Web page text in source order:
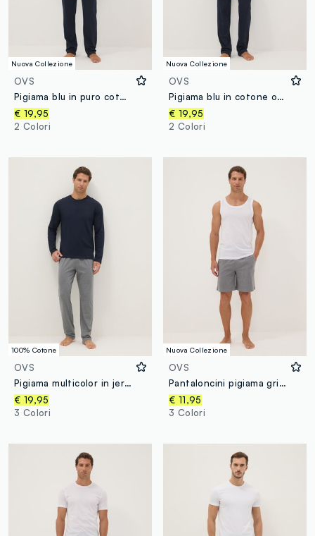
Nuova Collezione
OVS
Pigiama blu in puro cotone organico con scollo a V regular fit
€ 19,95
2 Colori
Nuova Collezione
OVS
Pigiama blu in cotone organico
€ 19,95
2 Colori
100% Cotone
OVS
Pigiama multicolor in jersey di puro cotone organico regular fit
€ 19,95
3 Colori
Nuova Collezione
OVS
Pantaloncini pigiama grigi in cotone organico
€ 11,95
3 Colori